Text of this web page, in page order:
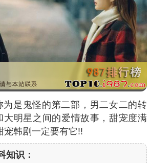
为是鬼怪的第二部，男二女二的转
大明星之间的爱情故事，甜宠度满
宠韩剧一定要有它!!
知识：